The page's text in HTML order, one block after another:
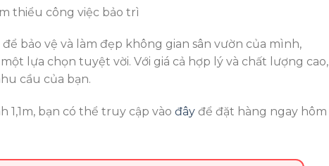
thiểu công việc bảo trì
bảo vệ và làm đẹp không gian sân vườn của mình,
lựa chọn tuyệt vời. Với giá cả hợp lý và chất lượng cao,
cầu của bạn.
bạn có thể truy cập vào đây để đặt hàng ngay hôm